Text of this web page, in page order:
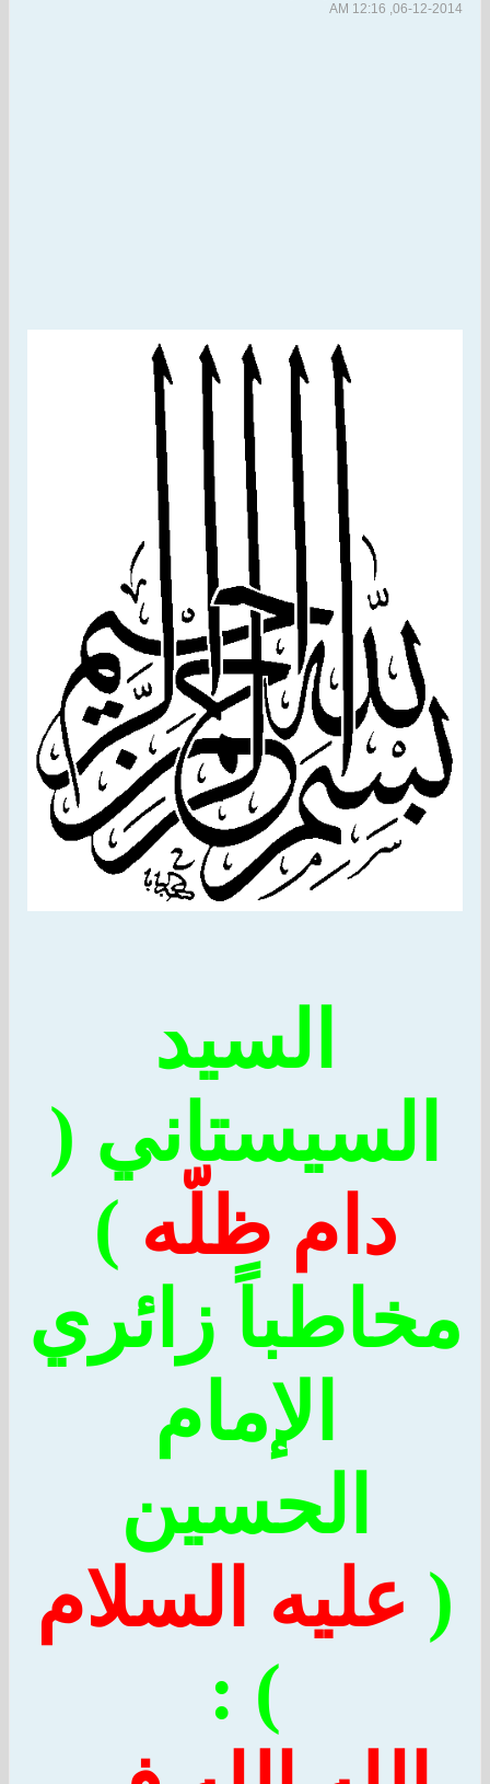
06-12-
السيد
(
دام ظلّه)
زائري
الإمام
الحسين
عليه السلام
) :